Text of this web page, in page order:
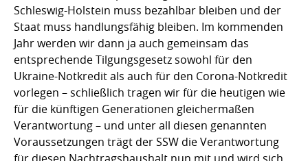
Schleswig-Holstein muss bezahlbar bleiben und der
Staat muss handlungsfähig bleiben. Im kommenden
Jahr werden wir dann ja auch gemeinsam das
entsprechende Tilgungsgesetz sowohl für den
Ukraine-Notkredit als auch für den Corona-Notkredit
vorlegen – schließlich tragen wir für die heutigen wie
für die künftigen Generationen gleichermaßen
Verantwortung – und unter all diesen genannten
Voraussetzungen trägt der SSW die Verantwortung